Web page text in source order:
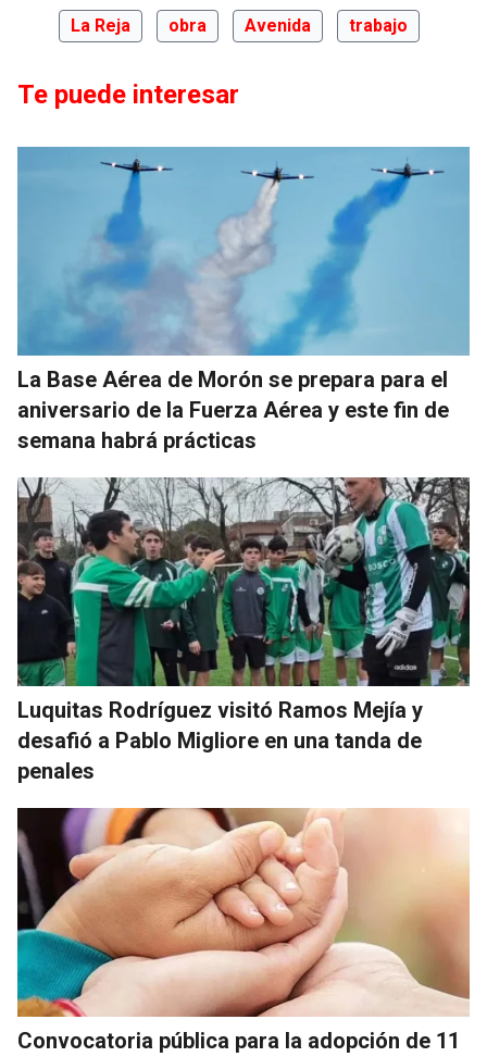
La Reja obra Avenida trabajo
Te puede interesar
La Base Aérea de Morón se prepara para el
aniversario de la Fuerza Aérea y este fin de
semana habrá prácticas
Luquitas Rodríguez visitó Ramos Mejía y
desafió a Pablo Migliore en una tanda de
penales
Convocatoria pública para la adopción de 11